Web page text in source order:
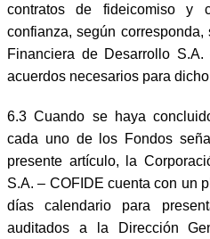
contratos de fideicomiso y
confianza, según
Financiera de Desarrollo
acuerdos necesarios para
6.3 Cuando se haya
cada uno de los Fondos
presente artículo, la
S.A. – COFIDE cuenta con un
días calendario para
auditados a la Dirección